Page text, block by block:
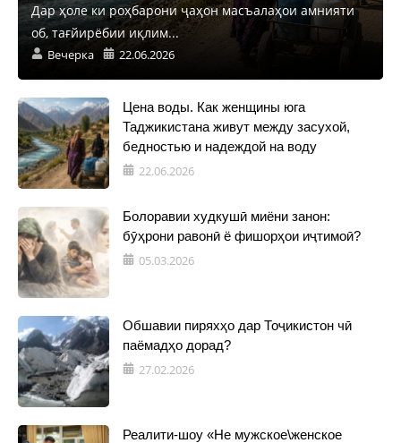
Дар ҳоле ки роҳбарони ҷаҳон масъалаҳои амнияти
об, тағйирёбии иқлим...
Вечерка 22.06.2026
Цена воды. Как женщины юга
Таджикистана живут между засухой,
бедностью и надеждой на воду
22.06.2026
Болоравии худкушӣ миёни занон:
бӯҳрони равонӣ ё фишорҳои иҷтимоӣ?
05.03.2026
Обшавии пиряхҳо дар Тоҷикистон чӣ
паёмадҳо дорад?
27.02.2026
Реалити-шоу «Не мужское\женское